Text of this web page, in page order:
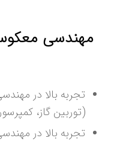
مهندسی
تجربه بالا در
(توربین گاز،
تجربه بالا در